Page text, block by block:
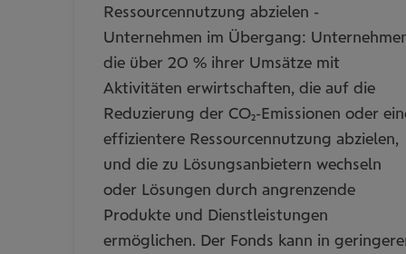
Ressourcennutzung abzielen -
Unternehmen im Übergang:
die über 20 % ihrer Umsätze mit
Aktivitäten erwirtschaften, die auf die
Reduzierung der CO2-Emissionen oder
effizientere Ressourcennutzung abzielen,
und die zu Lösungsanbietern wechseln
oder Lösungen durch angrenzende
Produkte und Dienstleistungen
ermöglichen. Der Fonds kann in